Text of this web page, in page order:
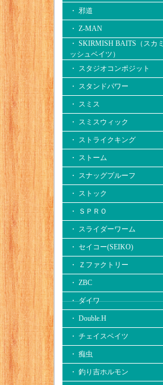
・ 邪道
・ Z-MAN
・ SKIRMISH BAITS（スカミ
ッシュベイツ）
・ スタジオコンポジット
・ スタンドパワー
・ スミス
・ スミスウィック
・ ストライクキング
・ ストーム
・ スナッグプルーフ
・ ストック
・ ＳＰＲＯ
・ スライダーワーム
・ セイコー(SEIKO)
・ Ｚファクトリー
・ ZBC
・ ダイワ
・ Double.H
・ チェイスベイツ
・ 痴虫
・ 釣り吉ホルモン